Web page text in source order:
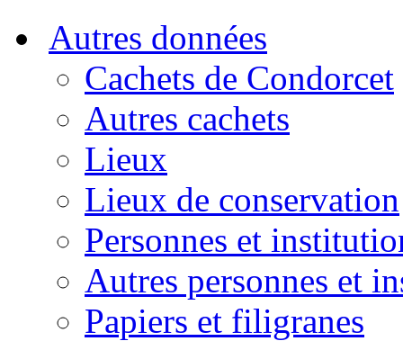
Autres données
Cachets de Condorcet
Autres cachets
Lieux
Lieux de conservation
Personnes et
Autres personnes et
Papiers et filigranes